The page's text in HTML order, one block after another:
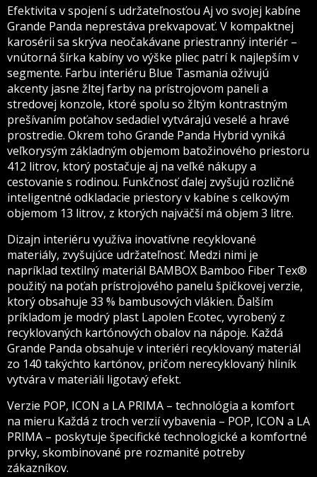
Efektivita v spojení s udržateľnosťou Aj vo svojej kabíne
Grande Panda neprestáva prekvapovať. V kompaktnej
karosérii sa skrýva neočakávane priestranný interiér –
vnútorná šírka kabíny vo výške pliec patrí k najlepším v
segmente. Farbu interiéru Blue Tasmania oživujú
akcenty jasne žltej farby na prístrojovom paneli a
stredovej konzole, ktoré spolu so žltým kontrastným
prešívaním poťahov sedadiel vytvárajú veselé a hravé
prostredie. Okrem toho Grande Panda Hybrid vyniká
veľkorysým základným objemom batožinového priestoru
412 litrov, ktorý postačuje aj na veľké nákupy a
cestovanie s rodinou. Funkčnosť ďalej zvyšujú rozličné
inteligentné odkladacie priestory v kabíne s celkovým
objemom 13 litrov, z ktorých najväčší má objem 3 litre.
Dizajn interiéru využíva inovatívne recyklované
materiály, zvyšujúce udržateľnosť. Medzi nimi je
napríklad textilný materiál BAMBOX Bamboo Fiber Tex®
použitý na poťah prístrojového panelu špičkovej verzie,
ktorý obsahuje 33 % bambusových vlákien. Ďalším
príkladom je modrý plast Lapolen Ecotec, vyrobený z
recyklovaných kartónových obalov na nápoje. Každá
Grande Panda obsahuje v interiéri recyklovaný materiál
zo 140 takýchto kartónov, pričom nerecyklovaný hliník
vytvára v materiáli ligotavý efekt.
Verzie POP, ICON a LA PRIMA – technológia a komfort
na mieru Každá z troch verzií vybavenia – POP, ICON a LA
PRIMA – poskytuje špecifické technologické a komfortné
prvky, skombinované pre rozmanité potreby
zákazníkov.